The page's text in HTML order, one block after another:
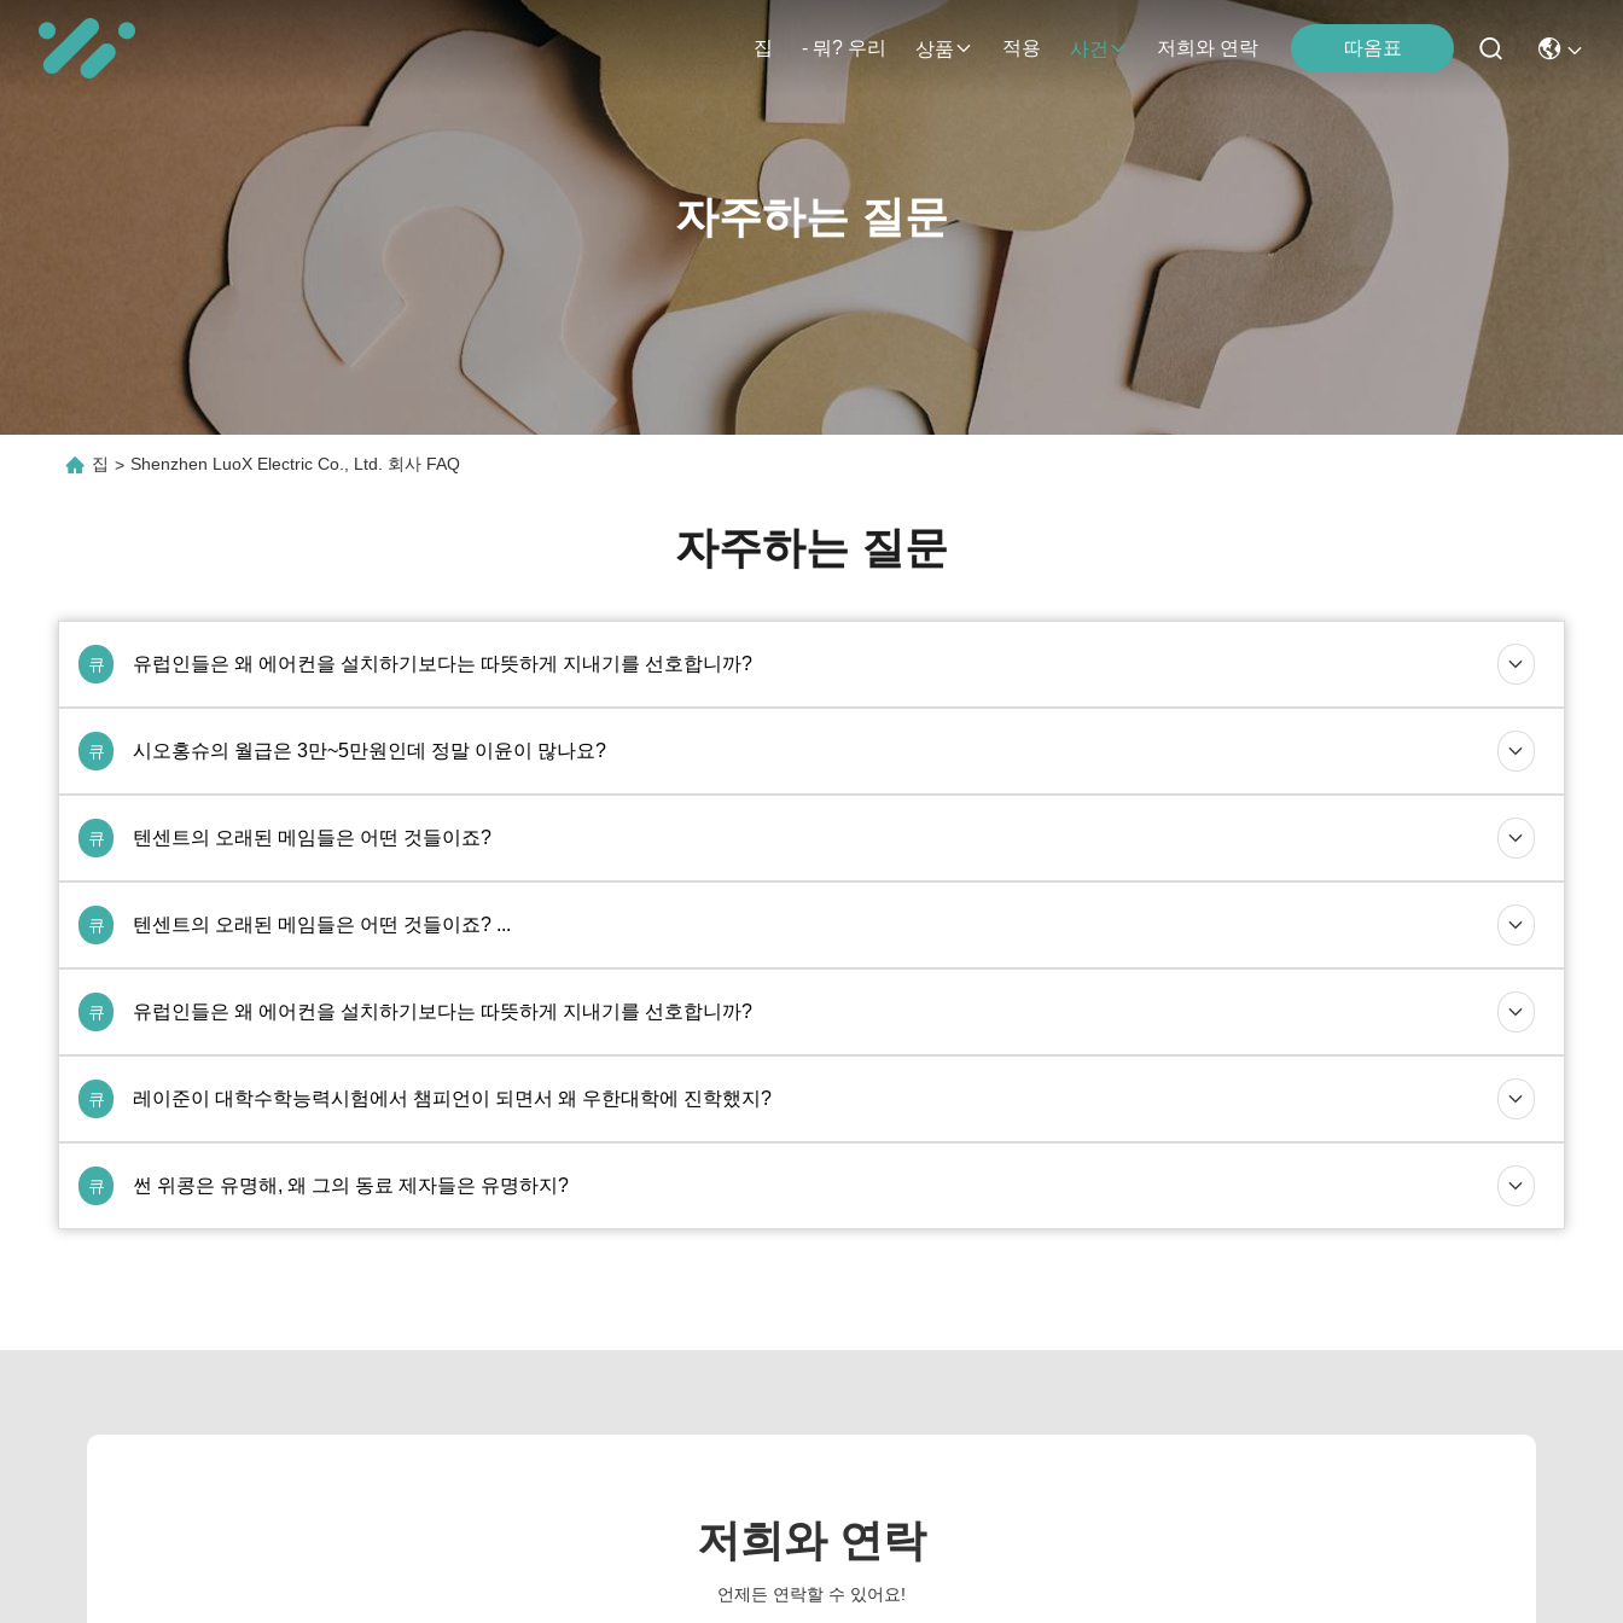
집 - 뭐? 우리 상품 적용 사건 저희와 연락 따옴표
자주하는 질문
집 > Shenzhen LuoX Electric Co., Ltd. 회사 FAQ
자주하는 질문
큐 유럽인들은 왜 에어컨을 설치하기보다는 따뜻하게 지내기를 선호합니까?
큐 시오홍슈의 월급은 3만~5만원인데 정말 이윤이 많나요?
큐 텐센트의 오래된 메임들은 어떤 것들이죠?
큐 텐센트의 오래된 메임들은 어떤 것들이죠? ...
큐 유럽인들은 왜 에어컨을 설치하기보다는 따뜻하게 지내기를 선호합니까?
큐 레이준이 대학수학능력시험에서 챔피언이 되면서 왜 우한대학에 진학했지?
큐 썬 위콩은 유명해, 왜 그의 동료 제자들은 유명하지?
저희와 연락
언제든 연락할 수 있어요!